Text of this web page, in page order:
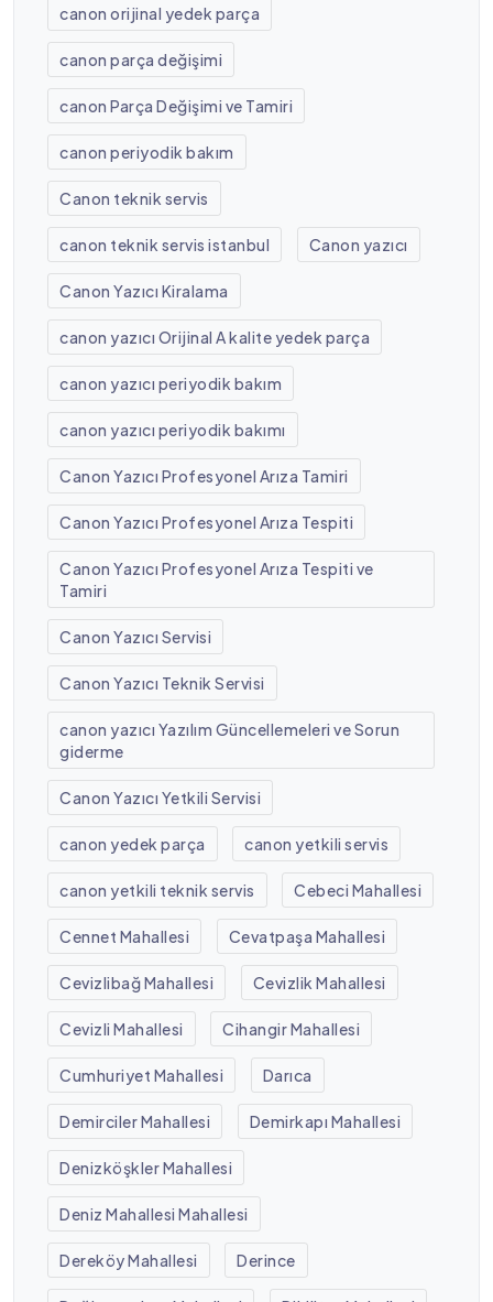
canon orijinal yedek parça
canon parça değişimi
canon Parça Değişimi ve Tamiri
canon periyodik bakım
Canon teknik servis
canon teknik servis istanbul Canon yazıcı
Canon Yazıcı Kiralama
canon yazıcı Orijinal A kalite yedek parça
canon yazıcı periyodik bakım
canon yazıcı periyodik bakımı
Canon Yazıcı Profesyonel Arıza Tamiri
Canon Yazıcı Profesyonel Arıza Tespiti
Canon Yazıcı Profesyonel Arıza Tespiti ve
Tamiri
Canon Yazıcı Servisi
Canon Yazıcı Teknik Servisi
canon yazıcı Yazılım Güncellemeleri ve Sorun
giderme
Canon Yazıcı Yetkili Servisi
canon yedek parça canon yetkili servis
canon yetkili teknik servis Cebeci Mahallesi
Cennet Mahallesi Cevatpaşa Mahallesi
Cevizlibağ Mahallesi Cevizlik Mahallesi
Cevizli Mahallesi Cihangir Mahallesi
Cumhuriyet Mahallesi Darıca
Demirciler Mahallesi Demirkapı Mahallesi
Denizköşkler Mahallesi
Deniz Mahallesi Mahallesi
Dereköy Mahallesi Derince